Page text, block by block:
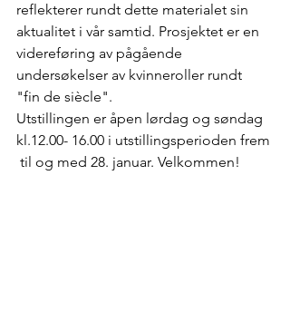
reflekterer rundt dette materialet sin
aktualitet i vår samtid. Prosjektet er en
videreføring av pågående
undersøkelser av kvinneroller rundt
"fin de siècle".
Utstillingen er åpen lørdag og søndag
kl.12.00- 16.00 i utstillingsperioden frem
til og med 28. januar. Velkommen!